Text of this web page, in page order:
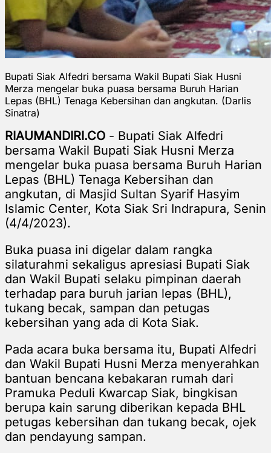
Bupati Siak Alfedri bersama Wakil Bupati Siak Husni
Merza mengelar buka puasa bersama Buruh Harian
Lepas (BHL) Tenaga Kebersihan dan angkutan. (Darlis
Sinatra)
RIAUMANDIRI.CO - Bupati Siak Alfedri
bersama Wakil Bupati Siak Husni Merza
mengelar buka puasa bersama Buruh Harian
Lepas (BHL) Tenaga Kebersihan dan
angkutan, di Masjid Sultan Syarif Hasyim
Islamic Center, Kota Siak Sri Indrapura, Senin
(4/4/2023).
Buka puasa ini digelar dalam rangka
silaturahmi sekaligus apresiasi Bupati Siak
dan Wakil Bupati selaku pimpinan daerah
terhadap para buruh jarian lepas (BHL),
tukang becak, sampan dan petugas
kebersihan yang ada di Kota Siak.
Pada acara buka bersama itu, Bupati Alfedri
dan Wakil Bupati Husni Merza menyerahkan
bantuan bencana kebakaran rumah dari
Pramuka Peduli Kwarcap Siak, bingkisan
berupa kain sarung diberikan kepada BHL
petugas kebersihan dan tukang becak, ojek
dan pendayung sampan.